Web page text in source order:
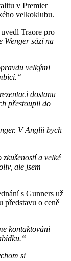
v Premier
velkoklubu.
uvedl Traore pro
Wenger sází na
velkými
dostanu
přestoupil do
V Anglii bych
a velké
ale jsem
s Gunners už
představu o ceně
kontaktováni
si